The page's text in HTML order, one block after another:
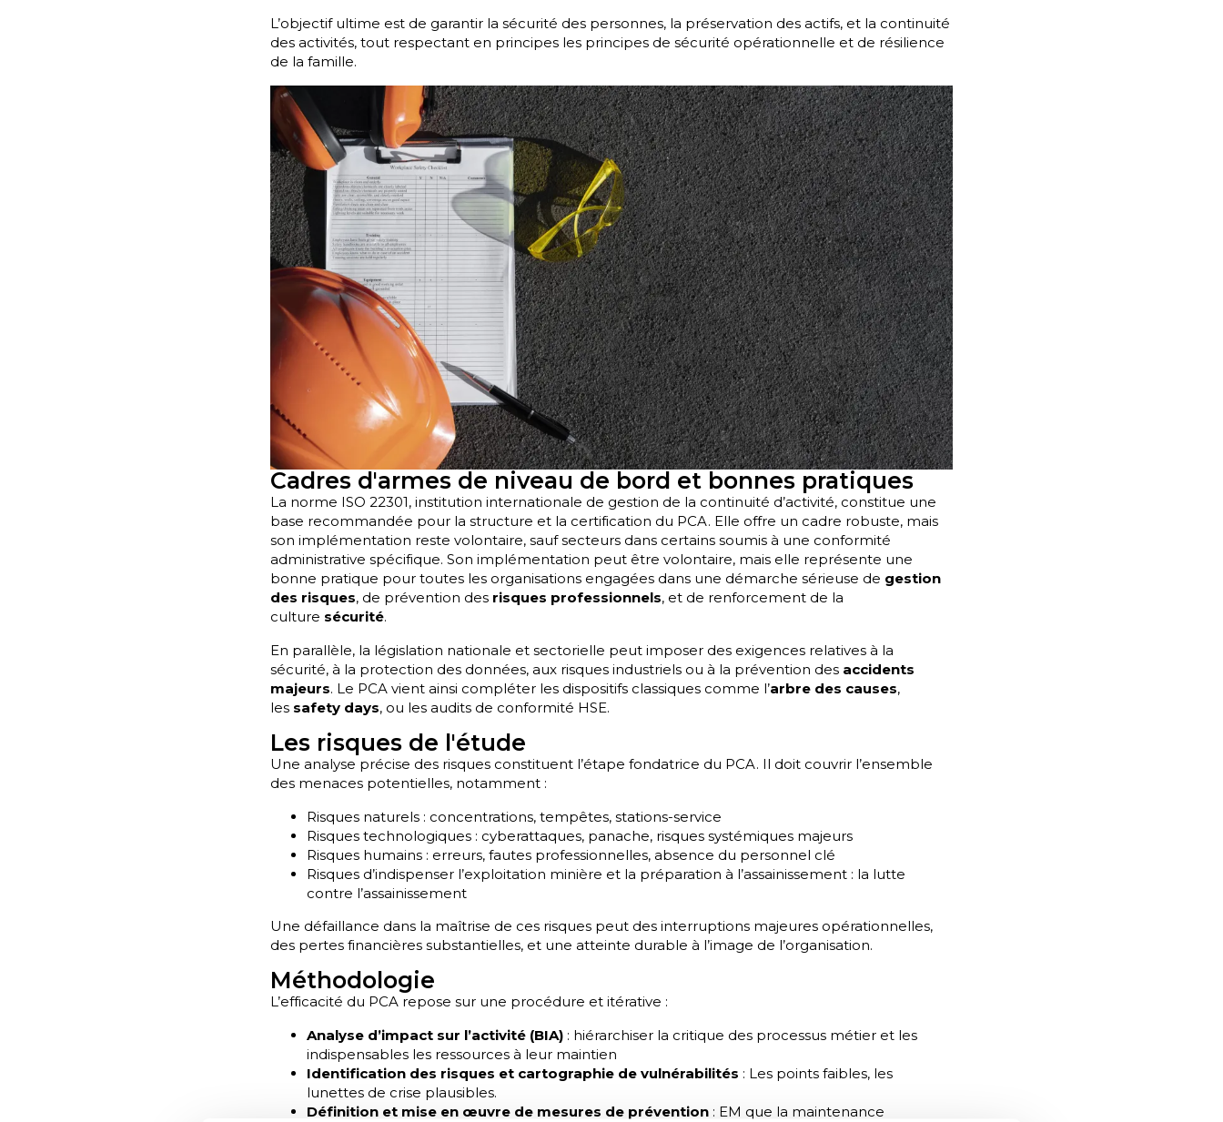
L’objectif ultime est de garantir la sécurité des personnes, la préservation des actifs, et la continuité
des activités, tout respectant en principes les principes de sécurité opérationnelle et de résilience
de la famille.
Cadres d'armes de niveau de bord et bonnes pratiques
La norme ISO 22301, institution internationale de gestion de la continuité d’activité, constitue une
base recommandée pour la structure et la certification du PCA. Elle offre un cadre robuste, mais
son implémentation reste volontaire, sauf secteurs dans certains soumis à une conformité
administrative spécifique. Son implémentation peut être volontaire, mais elle représente une
bonne pratique pour toutes les organisations engagées dans une démarche sérieuse de gestion
des risques, de prévention des risques professionnels, et de renforcement de la
culture sécurité.
En parallèle, la législation nationale et sectorielle peut imposer des exigences relatives à la
sécurité, à la protection des données, aux risques industriels ou à la prévention des accidents
majeurs. Le PCA vient ainsi compléter les dispositifs classiques comme l’arbre des causes,
les safety days, ou les audits de conformité HSE.
Les risques de l'étude
Une analyse précise des risques constituent l’étape fondatrice du PCA. Il doit couvrir l’ensemble
des menaces potentielles, notamment :
Risques naturels : concentrations, tempêtes, stations-service
Risques technologiques : cyberattaques, panache, risques systémiques majeurs
Risques humains : erreurs, fautes professionnelles, absence du personnel clé
Risques d’indispenser l’exploitation minière et la préparation à l’assainissement : la lutte
contre l’assainissement
Une défaillance dans la maîtrise de ces risques peut des interruptions majeures opérationnelles,
des pertes financières substantielles, et une atteinte durable à l’image de l’organisation.
Méthodologie
L’efficacité du PCA repose sur une procédure et itérative :
Analyse d’impact sur l’activité (BIA) : hiérarchiser la critique des processus métier et les
indispensables les ressources à leur maintien
Identification des risques et cartographie de vulnérabilités : Les points faibles, les
lunettes de crise plausibles.
Définition et mise en œuvre de mesures de prévention : EM que la maintenance